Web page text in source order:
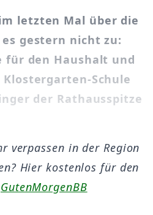
letzten Mal über die
gestern nicht zu:
für den Haushalt und
Schule
der Rathausspitze
verpassen in der Region
Hier kostenlos für den
GutenMorgenBB